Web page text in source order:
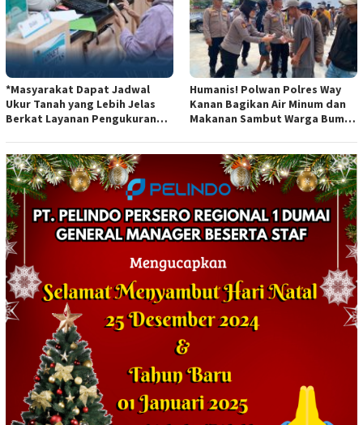
*Masyarakat Dapat Jadwal
Ukur Tanah yang Lebih Jelas
Berkat Layanan Pengukuran
Humanis! Polwan Polres Way
Kanan Bagikan Air Minum dan
Makanan Sambut Warga Bumi